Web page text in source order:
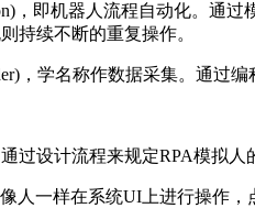
，即机器人流程自动化。
持续不断的重复操作。
，学名称作数据采集。通过
过设计流程来规定RPA模拟人
人一样在系统UI上进行操作